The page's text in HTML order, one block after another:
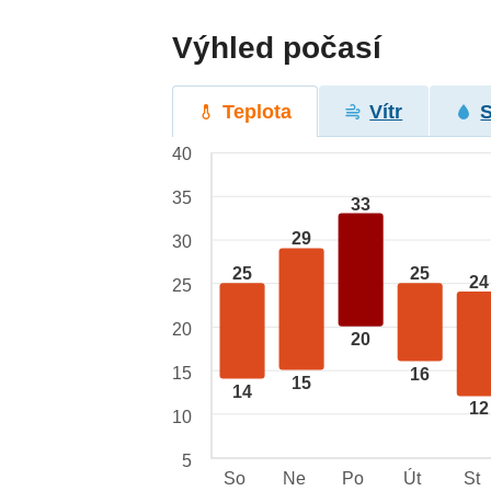
Výhled počasí
Teplota Vítr
25
14
29
15
33
20
25
16
24
12
40
35
30
25
20
15
10
5
So
Ne Po Út St